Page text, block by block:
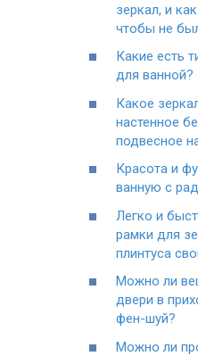
зеркал, и
чтобы не
Какие есть
для ванной?
Какое
настенное
подвесное
Красота и
ванную с
Легко и
рамки для
плинтуса
Можно ли
двери в
фен-шуй?
Можно ли